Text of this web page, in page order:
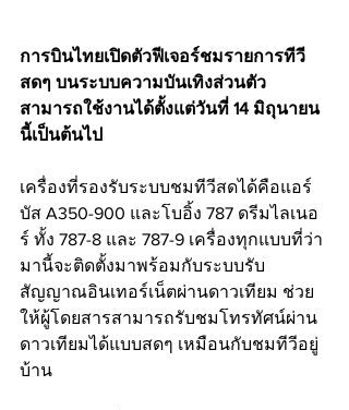
การบินไทยเปิดตัวฟีเจอร์ชมรายการทีวี
สดๆ บนระบบความบันเทิงส่วนตัว
สามารถใช้งานได้ตั้งแต่วันที่ 14 มิถุนายน
นี้เป็นต้นไป
เครื่องที่รองรับระบบชมทีวีสดได้คือแอร์
บัส A350-900 และโบอิ้ง 787 ดรีมไลเนอ
ร์ ทั้ง 787-8 และ 787-9 เครื่องทุกแบบที่ว่า
มานี้จะติดตั้งมาพร้อมกับระบบรับ
สัญญาณอินเทอร์เน็ตผ่านดาวเทียม ช่วย
ให้ผู้โดยสารสามารถรับชมโทรทัศน์ผ่าน
ดาวเทียมได้แบบสดๆ เหมือนกับชมทีวีอยู่
บ้าน